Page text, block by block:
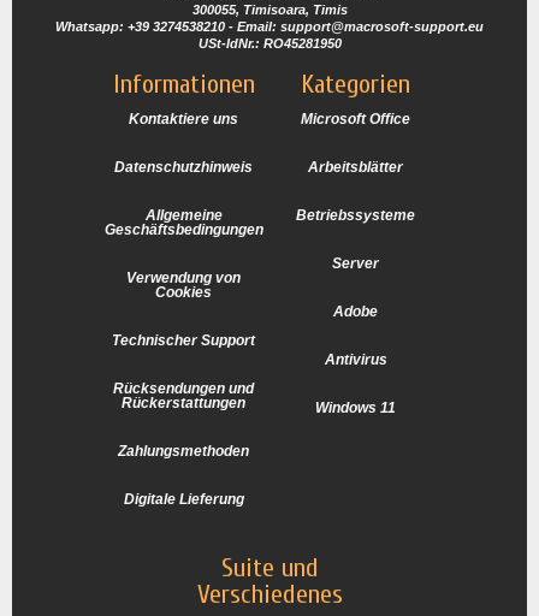
300055, Timisoara, Timis
Whatsapp: +39 3274538210 - Email: support@macrosoft-support.eu
USt-IdNr.: RO45281950
Informationen
Kontaktiere uns
Datenschutzhinweis
Allgemeine
Geschäftsbedingungen
Verwendung von
Cookies
Technischer Support
Rücksendungen und
Rückerstattungen
Zahlungsmethoden
Digitale Lieferung
Kategorien
Microsoft Office
Arbeitsblätter
Betriebssysteme
Server
Adobe
Antivirus
Windows 11
Suite und
Verschiedenes